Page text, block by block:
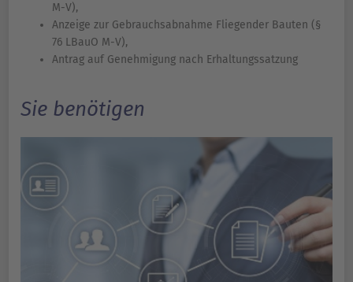
M-V),
Anzeige zur Gebrauchsabnahme Fliegender Bauten (§
76 LBauO M-V),
Antrag auf Genehmigung nach Erhaltungssatzung
Sie benötigen